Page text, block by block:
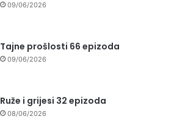
09/06/2026
Tajne prošlosti 66 epizoda
09/06/2026
Ruže i grijesi 32 epizoda
08/06/2026